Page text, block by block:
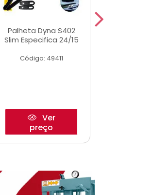
Palheta Dyna S402
Slim Especifica 24/15
Código: 49411
Ver
preço